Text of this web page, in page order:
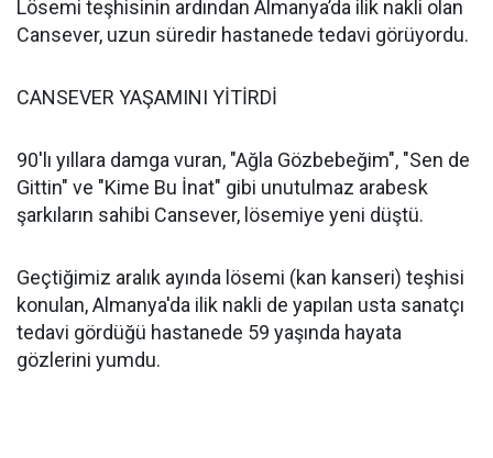
Lösemi teşhisinin ardından Almanya’da ilik nakli olan
Cansever, uzun süredir hastanede tedavi görüyordu.
CANSEVER YAŞAMINI YİTİRDİ
90'lı yıllara damga vuran, "Ağla Gözbebeğim", "Sen de
Gittin" ve "Kime Bu İnat" gibi unutulmaz arabesk
şarkıların sahibi Cansever, lösemiye yeni düştü.
Geçtiğimiz aralık ayında lösemi (kan kanseri) teşhisi
konulan, Almanya'da ilik nakli de yapılan usta sanatçı
tedavi gördüğü hastanede 59 yaşında hayata
gözlerini yumdu.